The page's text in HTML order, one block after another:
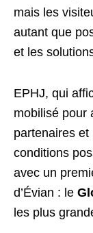
mais les
autant que
et les
EPHJ, qui
mobilisé pour
partenaires
conditions
avec un
d’Évian : le
les plus